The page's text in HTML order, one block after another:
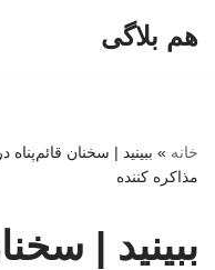
هم بلاگی
خانه » ببینید | سخنان
مذاکره کننده
ببینید |